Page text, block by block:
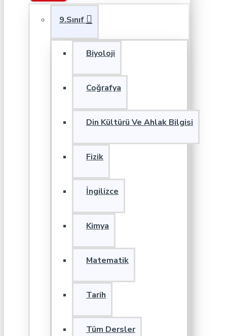
9.Sınıf
Biyoloji
Coğrafya
Din Kültürü Ve Ahlak Bilgisi
Fizik
İngilizce
Kimya
Matematik
Tarih
Tüm Dersler